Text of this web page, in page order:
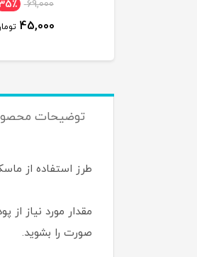
69,000
45,000
توضیحات
طرز استفاده از
مقدار مورد نیاز از
صورت را بشوید.